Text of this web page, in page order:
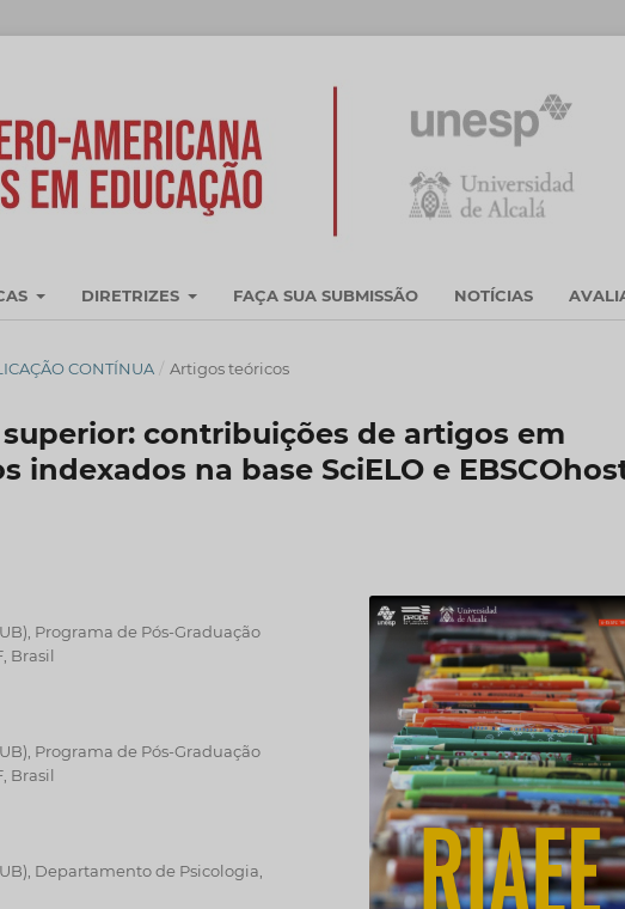
DIRETRIZES FAÇA SUA SUBMISSÃO NOTÍCIAS
CONTÍNUA / Artigos teóricos
contribuições de artigos em
indexados na base SciELO e
Programa de Pós-Graduação
Brasil
Programa de Pós-Graduação
Brasil
Departamento de Psicologia,